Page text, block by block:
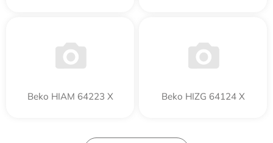
Beko HIAM 64223 X Beko HIZG 64124 X